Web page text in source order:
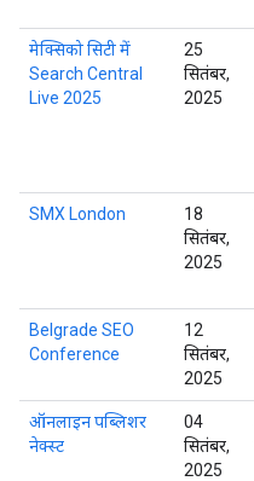
मेक्सिको सिटी में
Search Central
Live 2025
25
सितंबर,
2025
SMX London
18
सितंबर,
2025
Belgrade SEO
Conference
12
सितंबर,
2025
ऑनलाइन पब्लिशर
नेक्स्ट
04
सितंबर,
2025